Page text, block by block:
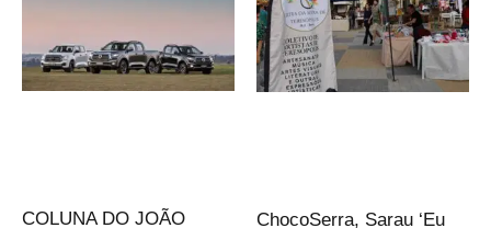
COLUNA DO JOÃO ChocoSerra, Sarau ‘Eu